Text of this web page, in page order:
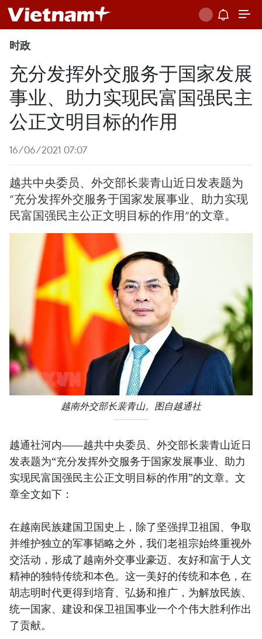
时政
充分发挥外交服务于国家发展
事业、助力实现民富国强民主
公正文明目标的作用
16/06/2021 07:07
越共中央委员、外交部长裴青山近日发表题为
“充分发挥外交服务于国家发展事业、助力实现
民富国强民主公正文明目标的作用”的文章。
越南外交部长裴青山。图自越通社
越通社河内——越共中央委员、外交部长裴青山近日
发表题为“充分发挥外交服务于国家发展事业、助力
实现民富国强民主公正文明目标的作用”的文章。文
章全文如下：
在越南民族建国卫国史上，除了坚强捍卫祖国、争取
并维护独立的军事韬略之外，我们老祖宗始终重视外
交活动，形成了越南外交事业豪迈、友好和富于人文
精神的独特传统和本色。这一美好的传统和本色，在
胡志明时代更得到培育、弘扬和推广，为解放民族、
统一国家、建设和保卫祖国事业一个个伟大胜利作出
了贡献。